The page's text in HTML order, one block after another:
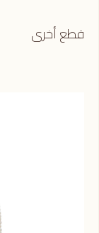
قطع أخرى